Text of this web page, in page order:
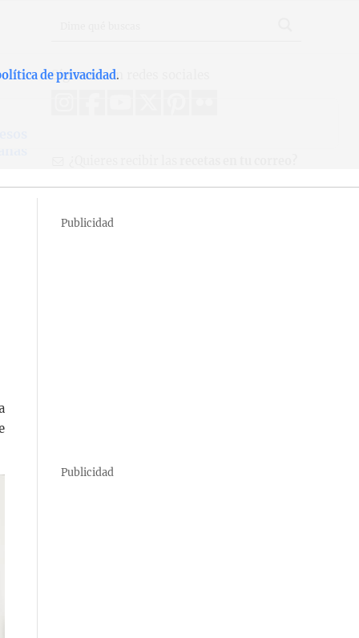
Síguenos en redes sociales
Publicidad
Publicidad
de privacidad.